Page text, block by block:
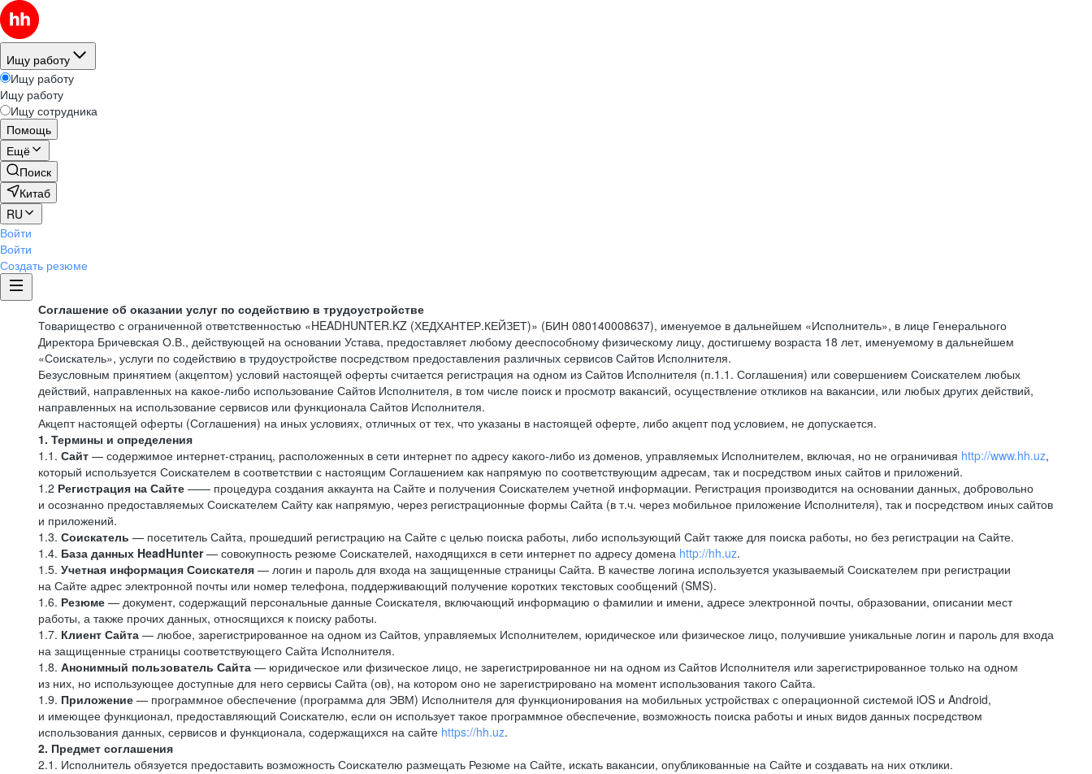
Ищу работу
Ищу работу
Ищу работу
Ищу сотрудника
Помощь
Ещё
Поиск
Китаб
RU
Войти
Войти
Создать резюме
Соглашение об оказании услуг по содействию в трудоустройстве
Товарищество с ограниченной ответственностью «HEADHUNTER.KZ (ХЕДХАНТЕР.КЕЙЗЕТ)» (БИН 080140008637), именуемое в дальнейшем «Исполнитель», в лице Генерального
Директора Бричевская О.В., действующей на основании Устава, предоставляет любому дееспособному физическому лицу, достигшему возраста 18 лет, именуемому в дальнейшем
«Соискатель», услуги по содействию в трудоустройстве посредством предоставления различных сервисов Сайтов Исполнителя.
Безусловным принятием (акцептом) условий настоящей оферты считается регистрация на одном из Сайтов Исполнителя (п.1.1. Соглашения) или совершением Соискателем любых
действий, направленных на какое-либо использование Сайтов Исполнителя, в том числе поиск и просмотр вакансий, осуществление откликов на вакансии, или любых других действий,
направленных на использование сервисов или функционала Сайтов Исполнителя.
Акцепт настоящей оферты (Соглашения) на иных условиях, отличных от тех, что указаны в настоящей оферте, либо акцепт под условием, не допускается.
1. Термины и определения
1.1. Сайт — содержимое интернет-страниц, расположенных в сети интернет по адресу какого-либо из доменов, управляемых Исполнителем, включая, но не ограничивая http://www.hh.uz,
который используется Соискателем в соответствии с настоящим Соглашением как напрямую по соответствующим адресам, так и посредством иных сайтов и приложений.
1.2 Регистрация на Сайте —— процедура создания аккаунта на Сайте и получения Соискателем учетной информации. Регистрация производится на основании данных, добровольно
и осознанно предоставляемых Соискателем Сайту как напрямую, через регистрационные формы Сайта (в т.ч. через мобильное приложение Исполнителя), так и посредством иных сайтов
и приложений.
1.3. Соискатель — посетитель Сайта, прошедший регистрацию на Сайте с целью поиска работы, либо использующий Сайт также для поиска работы, но без регистрации на Сайте.
1.4. База данных HeadHunter— совокупность резюме Соискателей, находящихся в сети интернет по адресу домена http://hh.uz.
1.5. Учетная информация Соискателя — логин и пароль для входа на защищенные страницы Сайта. В качестве логина используется указываемый Соискателем при регистрации
на Сайте адрес электронной почты или номер телефона, поддерживающий получение коротких текстовых сообщений (SMS).
1.6. Резюме — документ, содержащий персональные данные Соискателя, включающий информацию о фамилии и имени, адресе электронной почты, образовании, описании мест
работы, а также прочих данных, относящихся к поиску работы.
1.7. Клиент Сайта — любое, зарегистрированное на одном из Сайтов, управляемых Исполнителем, юридическое или физическое лицо, получившие уникальные логин и пароль для входа
на защищенные страницы соответствующего Сайта Исполнителя.
1.8. Анонимный пользователь Сайта — юридическое или физическое лицо, не зарегистрированное ни на одном из Сайтов Исполнителя или зарегистрированное только на одном
из них, но использующее доступные для него сервисы Сайта (ов), на котором оно не зарегистрировано на момент использования такого Сайта.
1.9. Приложение — программное обеспечение (программа для ЭВМ) Исполнителя для функционирования на мобильных устройствах с операционной системой iOS и Android,
и имеющее функционал, предоставляющий Соискателю, если он использует такое программное обеспечение, возможность поиска работы и иных видов данных посредством
использования данных, сервисов и функционала, содержащихся на сайте https://hh.uz.
2. Предмет соглашения
2.1. Исполнитель обязуется предоставить возможность Соискателю размещать Резюме на Сайте, искать вакансии, опубликованные на Сайте и создавать на них отклики.